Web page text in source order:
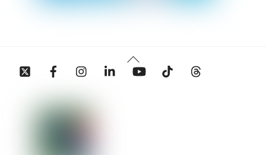
Back
To
Twitter Facebook InstagramLinkedin YouTube Tiktok